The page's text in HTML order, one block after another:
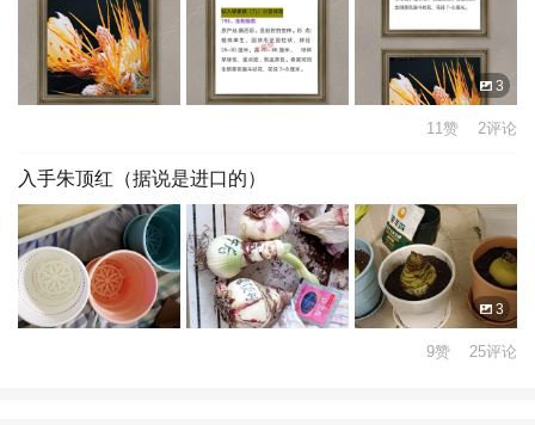
3
11赞 2评论
入手朱顶红（据说是进口的）
3
9赞 25评论